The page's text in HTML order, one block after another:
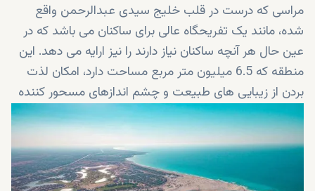
مراسی که درست در قلب خلیج سیدی عبدالرحمن واقع
شده، مانند یک تفریحگاه عالی برای ساکنان می باشد که در
عین حال هر آنچه ساکنان نیاز دارند را نیز ارایه می دهد. این
منطقه که 6.5 میلیون متر مربع مساحت دارد، امکان لذت
بردن از زیبایی های طبیعت و چشم اندازهای مسحور کننده
از آب دریا را برای شما فراهم می کند. مراسی همچنین 23
منطقه ی مسکونی، زمین گلف 18 سوراخ، کلاب هاوس
مشهور ساحلی، مرداب های قابل شنا کردن، هتل های
لاکچری و تعداد زیادی رستوران و کافه را در خود جای داده